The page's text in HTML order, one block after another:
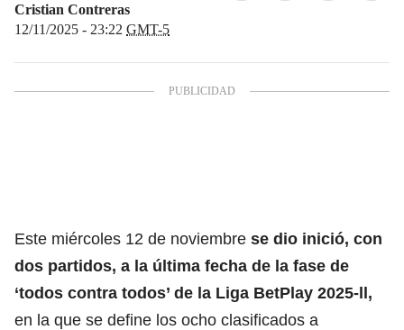
Cristian Contreras
12/11/2025 - 23:22 GMT-5
Este miércoles 12 de noviembre se dio inició, con
dos partidos, a la última fecha de la fase de
‘todos contra todos’ de la Liga BetPlay 2025-ll,
en la que se define los ocho clasificados a